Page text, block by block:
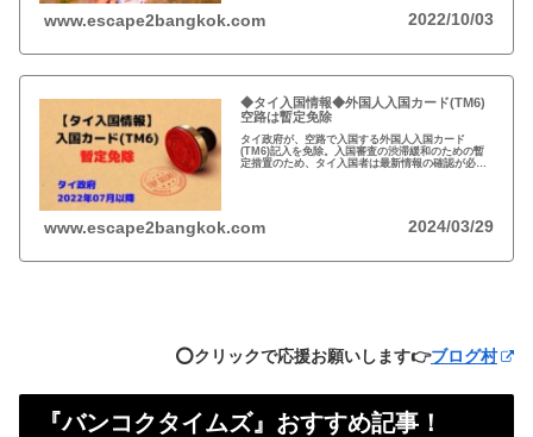
www.escape2bangkok.com 2022/10/03
◆タイ入国情報◆外国人入国カード(TM6)
空路は暫定免除
タイ政府が、空路で入国する外国人入国カード
(TM6)記入を免除。入国審査の渋滞緩和のための暫
定措置のため、タイ入国者は最新情報の確認が必
www.escape2bangkok.com 2024/03/29
⭕️クリックで応援お願いします👉ブログ村
『バンコクタイムズ』おすすめ記事！